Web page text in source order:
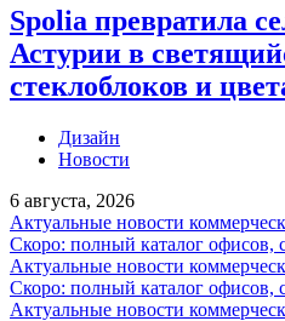
Spolia превратила
Астурии в
стеклоблоков и
Дизайн
Новости
6 августа, 2026
Актуальные новости
Скоро: полный каталог офисов,
Актуальные новости
Скоро: полный каталог офисов,
Актуальные новости